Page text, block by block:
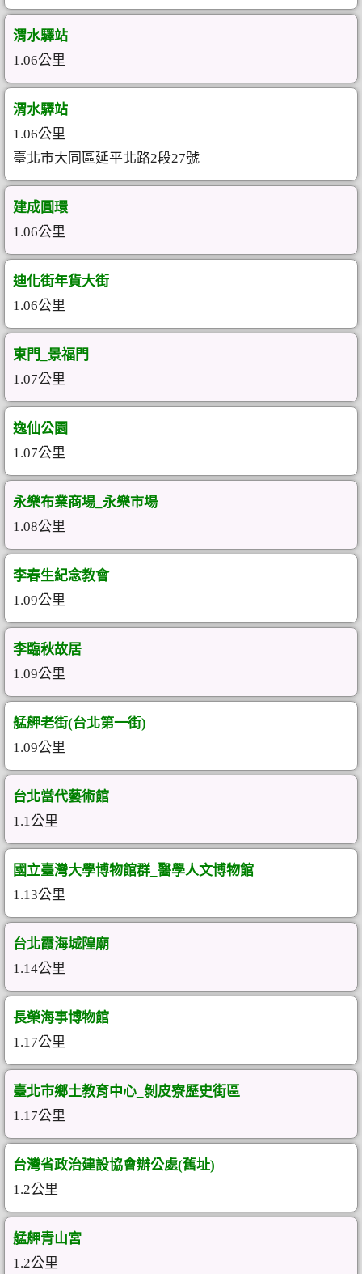
渭水驛站
1.06公里
渭水驛站
1.06公里
臺北市大同區延平北路2段27號
建成圓環
1.06公里
迪化街年貨大街
1.06公里
東門_景福門
1.07公里
逸仙公園
1.07公里
永樂布業商場_永樂市場
1.08公里
李春生紀念教會
1.09公里
李臨秋故居
1.09公里
艋舺老街(台北第一街)
1.09公里
台北當代藝術館
1.1公里
國立臺灣大學博物館群_醫學人文博物館
1.13公里
台北霞海城隍廟
1.14公里
長榮海事博物館
1.17公里
臺北市鄉土教育中心_剝皮寮歷史街區
1.17公里
台灣省政治建設協會辦公處(舊址)
1.2公里
艋舺青山宮
1.2公里